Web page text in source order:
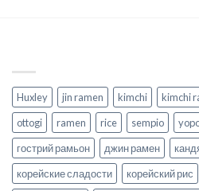
Huxley jin ramen kimchi kimchi
ottogi
ramen rice sempio
гострий рамьон
джин рамен
корейские сладости
корейский рис